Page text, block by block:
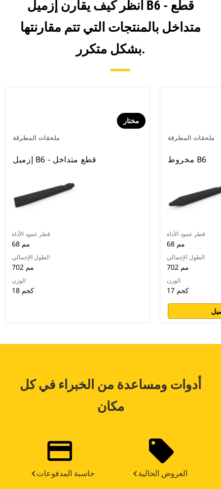
انظر كيف يقارن إزميل B6 - قطع
متداخل بالمنتجات التي تتم مقارنتها
بشكل متكرر.
ملحقات المطرقة
مختار
إزميل B6 - قطع متداخل
قطر عمود الأداة
68 مم
الطول الإجمالي
702 مم
الوزن
18 كجم
ملحقات المطرقة
مخروط B6
قطر عمود الأداة
68 مم
الطول الإجمالي
702 مم
الوزن
17 كجم
أدوات ومساعدة من الخبراء في كل
مكان
حاسبة المدفوعات العروض الحالية